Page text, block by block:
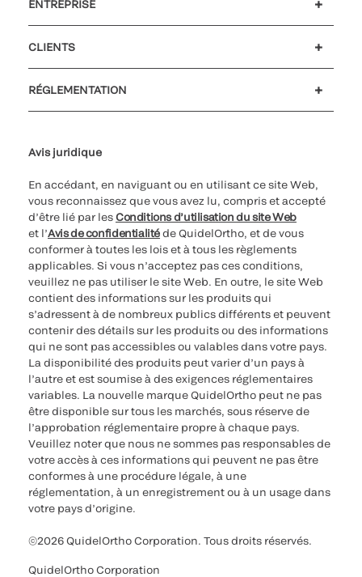
ENTREPRISE
CLIENTS
RÉGLEMENTATION
Avis juridique
En accédant, en naviguant ou en utilisant ce site Web,
vous reconnaissez que vous avez lu, compris et accepté
d’être lié par lesConditions d’utilisation du site Web
et l’Avis de confidentialitéde QuidelOrtho, et de vous
conformer à toutes les lois et à tous les règlements
applicables. Si vous n’acceptez pas ces conditions,
veuillez ne pas utiliser le site Web. En outre, le site Web
contient des informations sur les produits qui
s’adressent à de nombreux publics différents et peuvent
contenir des détails sur les produits ou des informations
qui ne sont pas accessibles ou valables dans votre pays.
La disponibilité des produits peut varier d’un pays à
l’autre et est soumise à des exigences réglementaires
variables. La nouvelle marque QuidelOrtho peut ne pas
être disponible sur tous les marchés, sous réserve de
l’approbation réglementaire propre à chaque pays.
Veuillez noter que nous ne sommes pas responsables de
votre accès à ces informations qui peuvent ne pas être
conformes à une procédure légale, à une
réglementation, à un enregistrement ou à un usage dans
votre pays d’origine.
©2026 QuidelOrtho Corporation. Tous droits réservés.
QuidelOrtho Corporation